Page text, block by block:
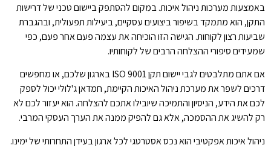
באמצעות מערכות ניהול איכות. במקום להסתפק ביישום טכני של דרישות
התקן, הוא מתמקד בשיפור ביצועים עסקיים, ביעילות תפעולית, ובהגברת
שביעות רצון לקוחות. הגישה הזו הוכיחה את עצמה פעם אחר פעם, כפי
שמעידים סיפורי ההצלחה הרבים של לקוחותיו.
אם אתם מתלבטים לגבי יישום תקן ISO 9001 בארגון שלכם, או מחפשים
דרכים לשפר את מערכת ניהול האיכות הקיימת, חמדאן ג'לולי יכול לספק
לכם את הידע, הניסיון והתמיכה שיובילו אתכם להצלחה. הוא יעזור לכם לא
רק להשיג את ההסמכה, אלא גם להפיק ממנה את הערך העסקי המרבי.
ניהול איכות אפקטיבי הוא נכס אסטרטגי לכל ארגון בעידן התחרותי של ימינו.